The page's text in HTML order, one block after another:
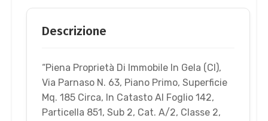
Descrizione
“Piena Proprietà Di Immobile In Gela (Cl),
Via Parnaso N. 63, Piano Primo, Superficie
Mq. 185 Circa, In Catasto Al Foglio 142,
Particella 851, Sub 2, Cat. A/2, Classe 2,